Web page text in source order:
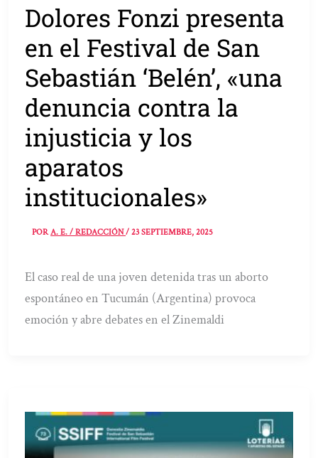
Dolores Fonzi presenta
en el Festival de San
Sebastián ‘Belén’, «una
denuncia contra la
injusticia y los
aparatos
institucionales»
PORA. E. / REDACCIÓN/23 SEPTIEMBRE, 2025
El caso real de una joven detenida tras un aborto
espontáneo en Tucumán (Argentina) provoca
emoción y abre debates en el Zinemaldi